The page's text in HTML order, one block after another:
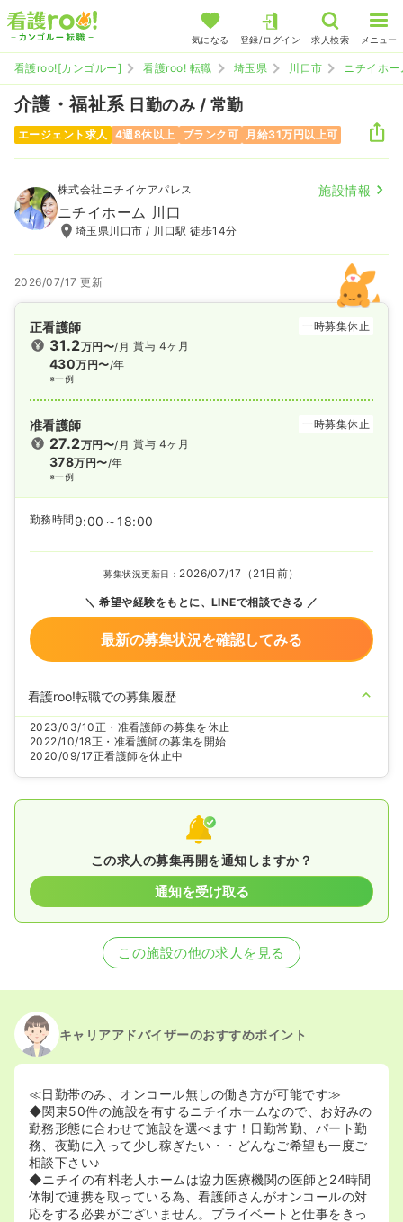
気になる 登録/ログイン 求人検索 メニュー
看護roo![カンゴルー] 看護roo! 転職 埼玉県 川口市 ニチイホ
介護・福祉系 日勤のみ / 常勤
エージェント求人 4週8休以上 ブランク可 月給31万円以上可
株式会社ニチイケアパレス 施設情報
ニチイホーム 川口
埼玉県川口市 / 川口駅 徒歩14分
2026/07/17 更新
正看護師 一時募集休止
31.2万円〜/月
430万円〜/年
※一例
賞与 4ヶ月
准看護師 一時募集休止
27.2万円〜/月
378万円〜/年
※一例
賞与 4ヶ月
勤務時間 9:00～18:00
募集状況更新日： 2026/07/17（21日前）
希望や経験をもとに、LINEで相談できる
最新の募集状況を確認してみる
看護roo!転職での募集履歴
2023/03/10正・准看護師の募集を休止
2022/10/18正・准看護師の募集を開始
2020/09/17正看護師を休止中
この求人の募集再開を通知しますか？
通知を受け取る
この施設の他の求人を見る
キャリアアドバイザーのおすすめポイント
≪日勤帯のみ、オンコール無しの働き方が可能です≫
◆関東50件の施設を有するニチイホームなので、お好みの
勤務形態に合わせて施設を選べます！日勤常勤、パート勤
務、夜勤に入って少し稼ぎたい・・どんなご希望も一度ご
相談下さい♪
◆ニチイの有料老人ホームは協力医療機関の医師と24時間
体制で連携を取っている為、看護師さんがオンコールの対
応をする必要がございません。プライベートと仕事をきっ